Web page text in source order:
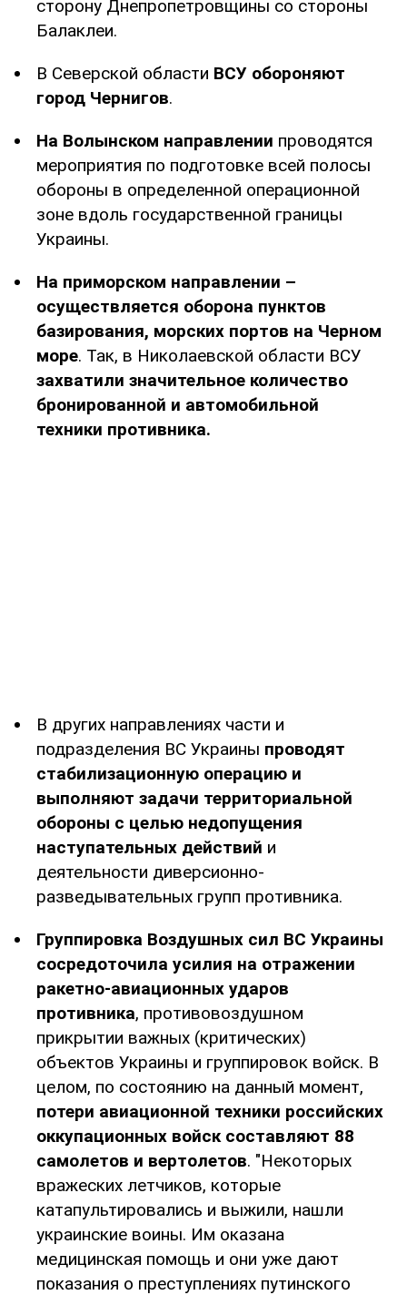
сторону Днепропетровщины со стороны
Балаклеи.
В Северской области ВСУ обороняют
город Чернигов.
На Волынском направлении проводятся
мероприятия по подготовке всей полосы
обороны в определенной операционной
зоне вдоль государственной границы
Украины.
На приморском направлении –
осуществляется оборона пунктов
базирования, морских портов на Черном
море. Так, в Николаевской области ВСУ
захватили значительное количество
бронированной и автомобильной
техники противника.
В других направлениях части и
подразделения ВС Украины проводят
стабилизационную операцию и
выполняют задачи территориальной
обороны с целью недопущения
наступательных действий и
деятельности диверсионно-
разведывательных групп противника.
Группировка Воздушных сил ВС Украины
сосредоточила усилия на отражении
ракетно-авиационных ударов
противника, противовоздушном
прикрытии важных (критических)
объектов Украины и группировок войск. В
целом, по состоянию на данный момент,
потери авиационной техники российских
оккупационных войск составляют 88
самолетов и вертолетов. "Некоторых
вражеских летчиков, которые
катапультировались и выжили, нашли
украинские воины. Им оказана
медицинская помощь и они уже дают
показания о преступлениях путинского